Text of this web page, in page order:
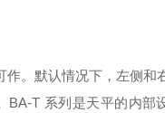
。 默认情况下，左侧和
BA-T 系列是天平的内部